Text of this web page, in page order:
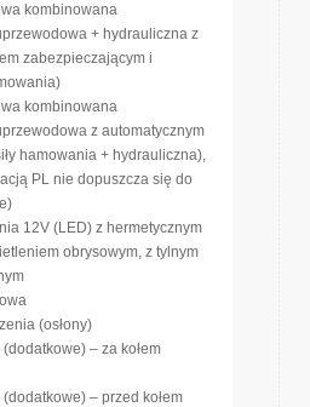
kombinowana
+ hydrauliczna z
zabezpieczającym i
kombinowana
z automatycznym
hamowania + hydrauliczna),
PL nie dopuszcza się do
12V (LED) z hermetycznym
obrysowym, z tylnym
(osłony)
(dodatkowe) – za kołem
(dodatkowe) – przed kołem